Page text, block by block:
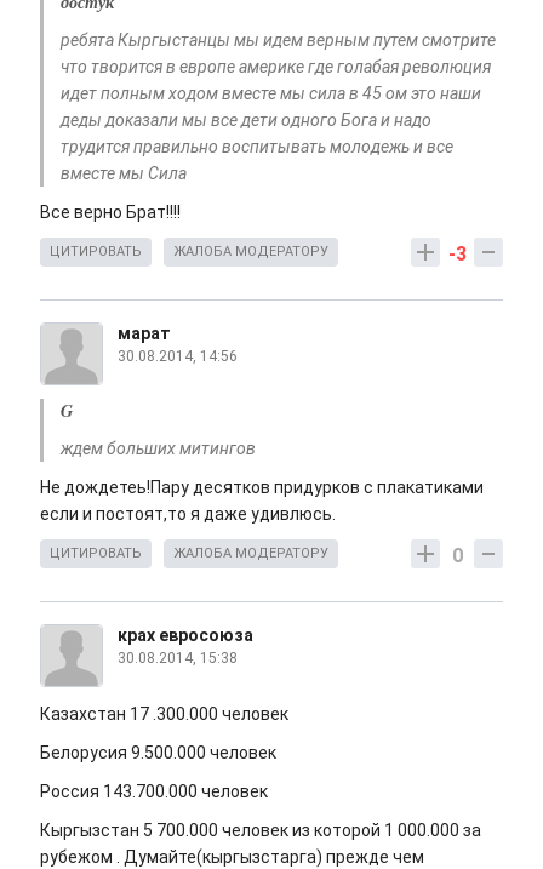
ребята Кыргыстанцы мы идем верным путем смотрите
что творится в европе америке где голабая революция
идет полным ходом вместе мы сила в 45 ом это наши
деды доказали мы все дети одного Бога и надо
трудится правильно воспитывать молодежь и все
вместе мы Сила
Все верно Брат!!!!
-3
ЦИТИРОВАТЬ ЖАЛОБА МОДЕРАТОРУ
марат
30.08.2014, 14:56
G
ждем больших митингов
Не дождетеь!Пару десятков придурков с плакатиками
если и постоят,то я даже удивлюсь.
0
ЦИТИРОВАТЬ ЖАЛОБА МОДЕРАТОРУ
крах евросоюза
30.08.2014, 15:38
Казахстан 17 .300.000 человек
Белорусия 9.500.000 человек
Россия 143.700.000 человек
Кыргызстан 5 700.000 человек из которой 1 000.000 за
рубежом . Думайте(кыргызстарга) прежде чем